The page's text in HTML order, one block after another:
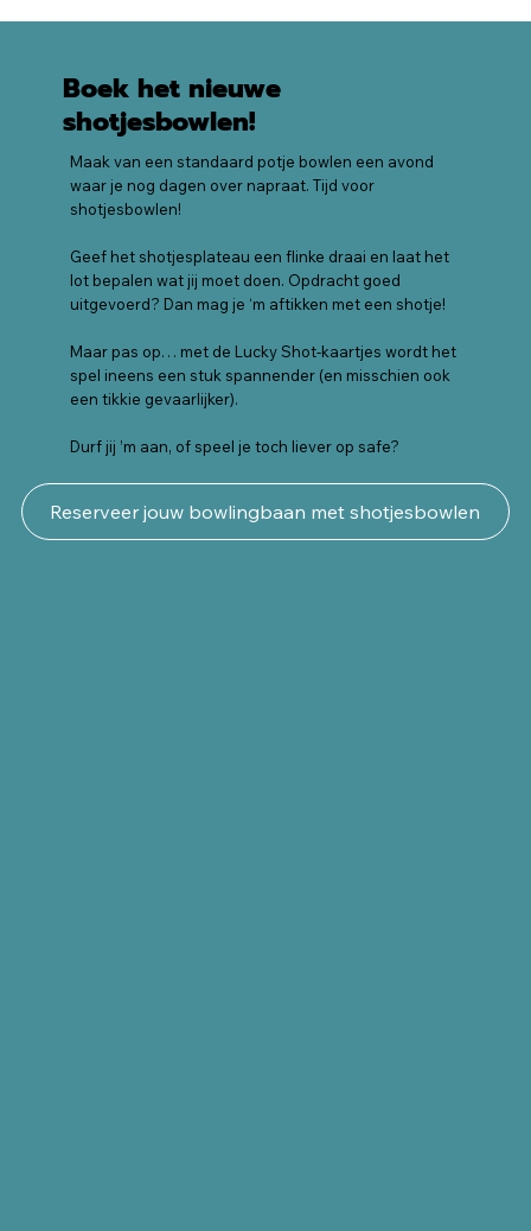
Boek het nieuwe
shotjesbowlen!
Maak van een standaard potje bowlen een avond
waar je nog dagen over napraat. Tijd voor
shotjesbowlen!
Geef het shotjesplateau een flinke draai en laat het
lot bepalen wat jij moet doen. Opdracht goed
uitgevoerd? Dan mag je ‘m aftikken met een shotje!
Maar pas op… met de Lucky Shot-kaartjes wordt het
spel ineens een stuk spannender (en misschien ook
een tikkie gevaarlijker).
Durf jij ’m aan, of speel je toch liever op safe?
Reserveer jouw bowlingbaan met shotjesbowlen